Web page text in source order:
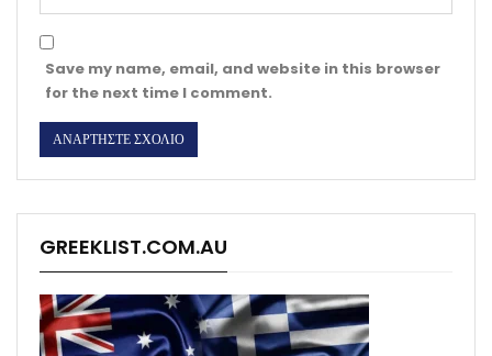
Save my name, email, and website in this browser
for the next time I comment.
GREEKLIST.COM.AU